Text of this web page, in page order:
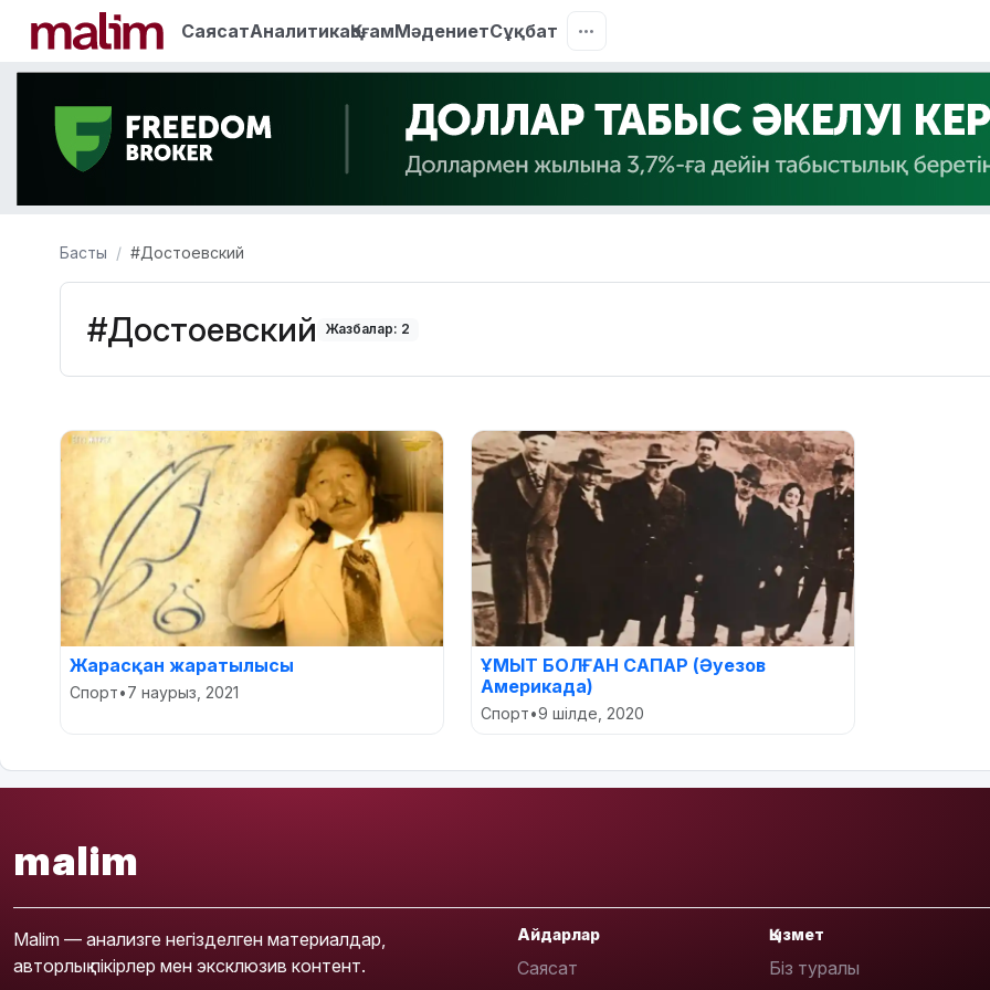
СаясатАналитикаҚоғамМәдениетСұқбат
Басты #Достоевский
#Достоевский Жазбалар: 2
Жарасқан жаратылысы
Спорт•7 наурыз, 2021
ҰМЫТ БОЛҒАН САПАР (Әуезов
Америкада)
Спорт•9 шілде, 2020
malim
Malim — анализге негізделген материалдар,
авторлық пікірлер мен эксклюзив контент.
Айдарлар
Саясат
Қызмет
Біз туралы